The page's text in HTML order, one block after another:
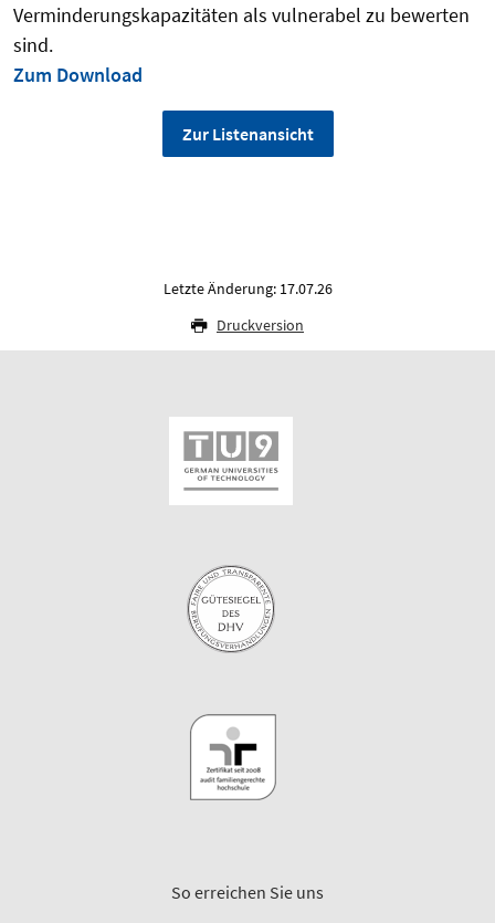
Verminderungskapazitäten als vulnerabel zu bewerten
sind.
Zum Download
Zur Listenansicht
Letzte Änderung: 17.07.26
Druckversion
So erreichen Sie uns